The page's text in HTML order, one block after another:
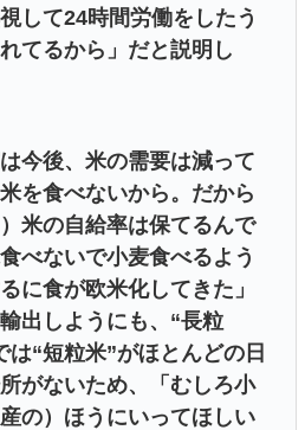
して24時間労働をしたう
てるから」だと説明し
今後、米の需要は減って
を食べないから。だから
米の自給率は保てるんで
べないで小麦食べるよう
に食が欧米化してきた」
出しようにも、“長粒
“短粒米”がほとんどの日
がないため、「むしろ小
の）ほうにいってほしい